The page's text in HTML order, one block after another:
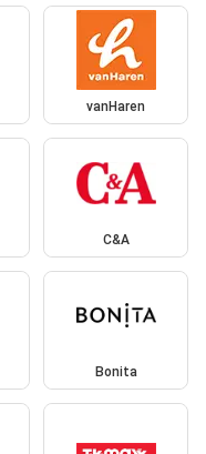
vanHaren
C&A
Bonita